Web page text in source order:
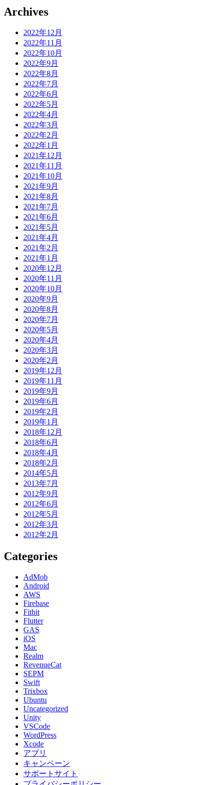
Archives
2022年12月
2022年11月
2022年10月
2022年9月
2022年8月
2022年7月
2022年6月
2022年5月
2022年4月
2022年3月
2022年2月
2022年1月
2021年12月
2021年11月
2021年10月
2021年9月
2021年8月
2021年7月
2021年6月
2021年5月
2021年4月
2021年2月
2021年1月
2020年12月
2020年11月
2020年10月
2020年9月
2020年8月
2020年7月
2020年5月
2020年4月
2020年3月
2020年2月
2019年12月
2019年11月
2019年9月
2019年6月
2019年2月
2019年1月
2018年12月
2018年6月
2018年4月
2018年2月
2014年5月
2013年7月
2012年9月
2012年6月
2012年5月
2012年3月
2012年2月
Categories
AdMob
Android
AWS
Firebase
Fitbit
Flutter
GAS
iOS
Mac
Realm
RevenueCat
SEPM
Swift
Trixbox
Ubuntu
Uncategorized
Unity
VSCode
WordPress
Xcode
アプリ
キャンペーン
サポートサイト